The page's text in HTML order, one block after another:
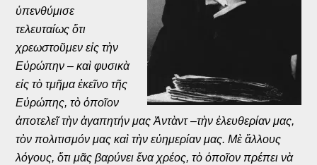
ὑπενθύμισε
τελευταίως ὅτι
χρεωστοῦμεν εἰς τὴν
Εὐρώπην – καὶ φυσικὰ
εἰς τὸ τμῆμα ἐκεῖνο τῆς
Εὐρώπης, τὸ ὁποῖον
ἀποτελεῖ τὴν ἀγαπητήν μας Ἀντὰντ –τὴν ἐλευθερίαν μας,
τὸν πολιτισμόν μας καὶ τὴν εὐημερίαν μας. Μὲ ἄλλους
λόγους, ὅτι μᾶς βαρύνει ἕνα χρέος, τὸ ὁποῖον πρέπει νὰ